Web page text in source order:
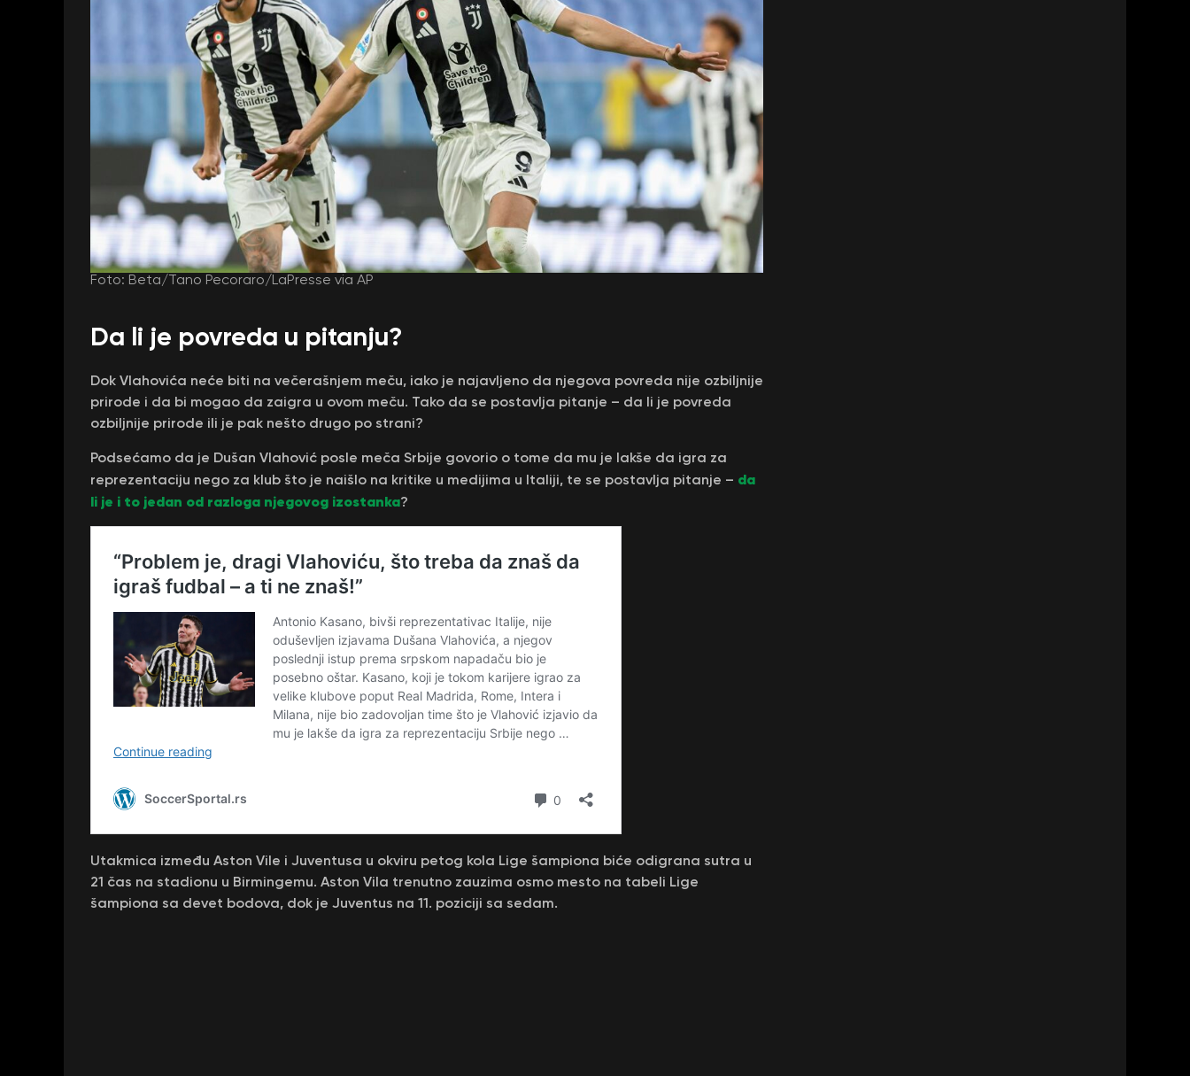
Foto: Beta/Tano Pecoraro/LaPresse via AP
Da li je povreda u pitanju?
Dok Vlahovića neće biti na večerašnjem meču, iako je najavljeno da njegova povreda nije ozbiljnije
prirode i da bi mogao da zaigra u ovom meču. Tako da se postavlja pitanje – da li je povreda
ozbiljnije prirode ili je pak nešto drugo po strani?
Podsećamo da je Dušan Vlahović posle meča Srbije govorio o tome da mu je lakše da igra za
reprezentaciju nego za klub što je naišlo na kritike u medijima u Italiji, te se postavlja pitanje – da
li je i to jedan od razloga njegovog izostanka?
Utakmica između Aston Vile i Juventusa u okviru petog kola Lige šampiona biće odigrana sutra u
21 čas na stadionu u Birmingemu. Aston Vila trenutno zauzima osmo mesto na tabeli Lige
šampiona sa devet bodova, dok je Juventus na 11. poziciji sa sedam.